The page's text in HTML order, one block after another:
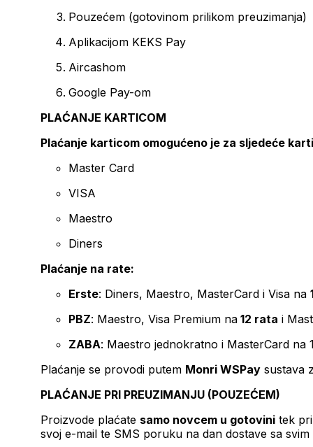
Pouzećem (gotovinom prilikom preuzimanja)
Aplikacijom KEKS Pay
Aircashom
Google Pay-om
PLAĆANJE KARTICOM
Plaćanje karticom omogućeno je za sljedeće
Master Card
VISA
Maestro
Diners
Plaćanje na rate:
Erste: Diners, Maestro, MasterCard i Visa na
PBZ: Maestro, Visa Premium na 12 rata i
ZABA: Maestro jednokratno i MasterCard na
Plaćanje se provodi putem Monri WSPay sustava
PLAĆANJE PRI PREUZIMANJU (POUZEĆEM)
Proizvode plaćate samo novcem u gotovini tek
svoj e-mail te SMS poruku na dan dostave sa svim